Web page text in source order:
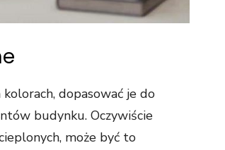
dopasować je do
budynku. Oczywiście
może być to